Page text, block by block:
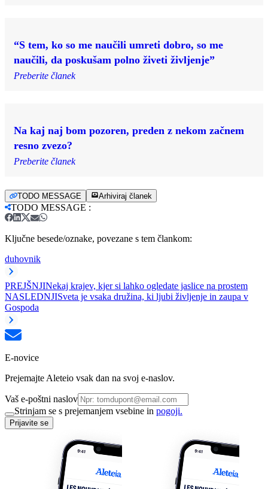
“S tem, ko so me naučili umreti dobro, so me
naučili, da poskušam polno živeti življenje”
Preberite članek
Na kaj naj bom pozoren, preden z nekom začnem
resno zvezo?
Preberite članek
TODO MESSAGE Arhiviraj članek
TODO MESSAGE :
Ključne besede/oznake, povezane s tem člankom:
duhovnik
PREJŠNJINekaj krajev, kjer si lahko ogledate jaslice na prostem
NASLEDNJISveta je vsaka družina, ki ljubi življenje in zaupa v
Gospoda
E-novice
Prejemajte Aleteio vsak dan na svoj e-naslov.
Vaš e-poštni naslov
Strinjam se s prejemanjem vsebine in pogoji.
Prijavite se